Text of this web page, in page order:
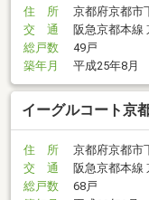
住 所
京都府京都市
交 通
阪急京都本線
総戸数
49戸
築年月
平成25年8月
イーグルコート京
住 所
京都府京都市
交 通
阪急京都本線
総戸数
68戸